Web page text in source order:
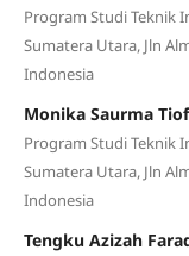
Program Studi Teknik
Sumatera Utara, Jln
Indonesia
Monika Saurma
Program Studi Teknik
Sumatera Utara, Jln
Indonesia
Tengku Azizah